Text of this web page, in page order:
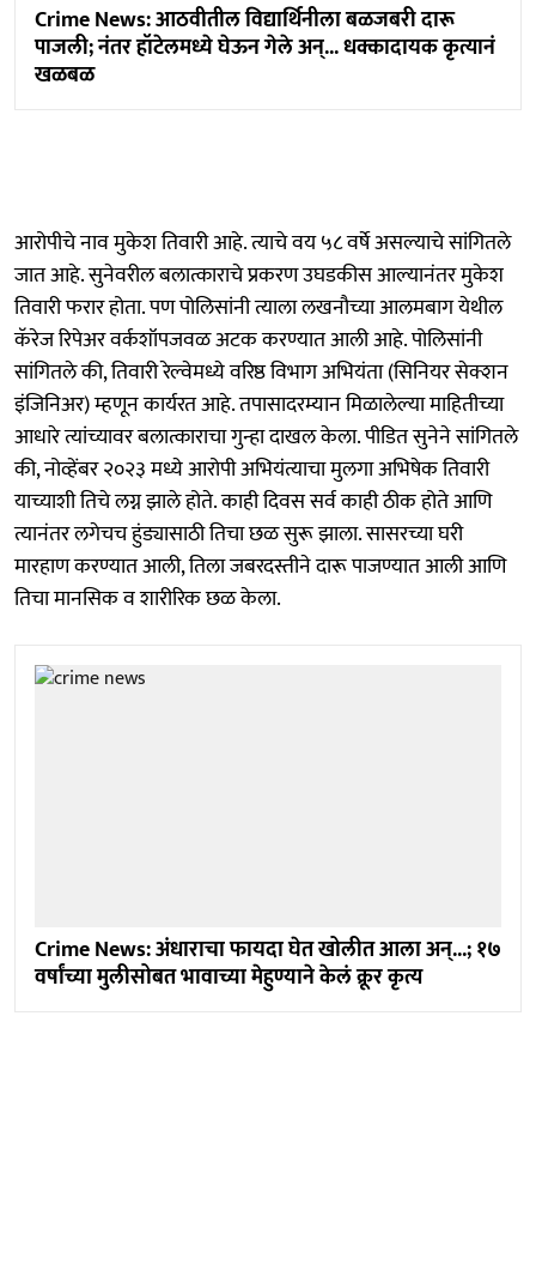
Crime News: आठवीतील विद्यार्थिनीला बळजबरी दारू
पाजली; नंतर हॉटेलमध्ये घेऊन गेले अन्... धक्कादायक कृत्यानं
खळबळ
आरोपीचे नाव मुकेश तिवारी आहे. त्याचे वय ५८ वर्षे असल्याचे सांगितले
जात आहे. सुनेवरील बलात्काराचे प्रकरण उघडकीस आल्यानंतर मुकेश
तिवारी फरार होता. पण पोलिसांनी त्याला लखनौच्या आलमबाग येथील
कॅरेज रिपेअर वर्कशॉपजवळ अटक करण्यात आली आहे. पोलिसांनी
सांगितले की, तिवारी रेल्वेमध्ये वरिष्ठ विभाग अभियंता (सिनियर सेक्शन
इंजिनिअर) म्हणून कार्यरत आहे. तपासादरम्यान मिळालेल्या माहितीच्या
आधारे त्यांच्यावर बलात्काराचा गुन्हा दाखल केला. पीडित सुनेने सांगितले
की, नोव्हेंबर २०२३ मध्ये आरोपी अभियंत्याचा मुलगा अभिषेक तिवारी
याच्याशी तिचे लग्न झाले होते. काही दिवस सर्व काही ठीक होते आणि
त्यानंतर लगेचच हुंड्यासाठी तिचा छळ सुरू झाला. सासरच्या घरी
मारहाण करण्यात आली, तिला जबरदस्तीने दारू पाजण्यात आली आणि
तिचा मानसिक व शारीरिक छळ केला.
Crime News: अंधाराचा फायदा घेत खोलीत आला अन्...; १७
वर्षांच्या मुलीसोबत भावाच्या मेहुण्याने केलं क्रूर कृत्य